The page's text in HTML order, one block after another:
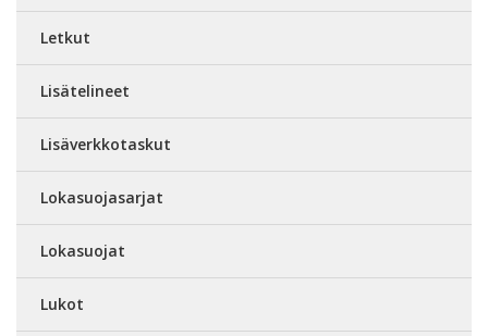
Letkut
Lisätelineet
Lisäverkkotaskut
Lokasuojasarjat
Lokasuojat
Lukot